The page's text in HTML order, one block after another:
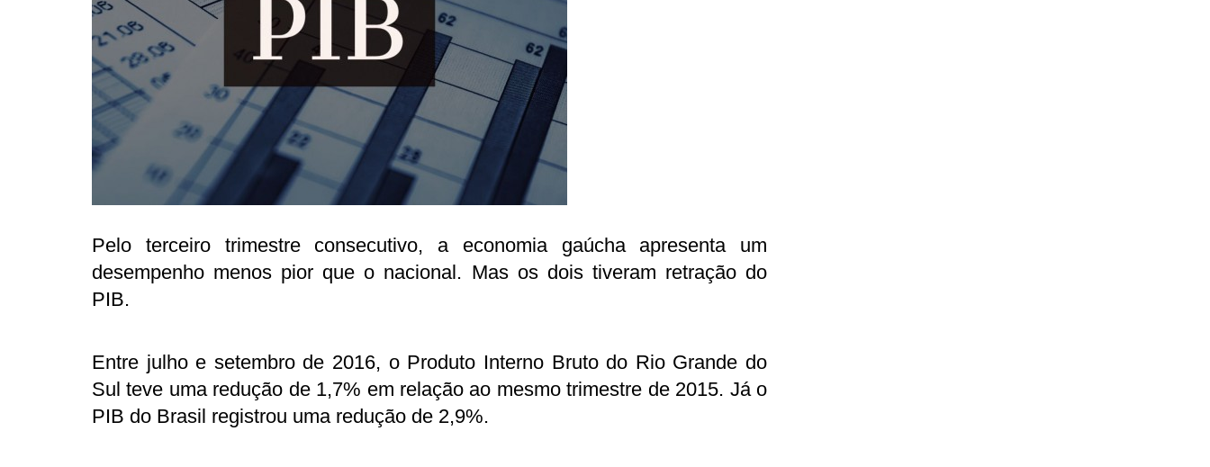
Pelo terceiro trimestre consecutivo, a economia gaúcha apresenta um
desempenho menos pior que o nacional. Mas os dois tiveram retração do
PIB.
Entre julho e setembro de 2016, o Produto Interno Bruto do Rio Grande do
Sul teve uma redução de 1,7% em relação ao mesmo trimestre de 2015. Já o
PIB do Brasil registrou uma redução de 2,9%.